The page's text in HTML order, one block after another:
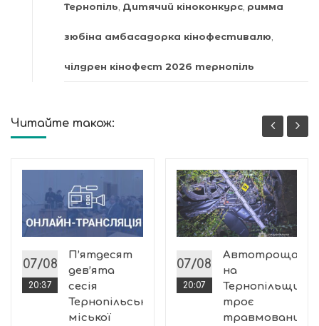
Тернопіль Дитячий кіноконкурс римма
зюбіна амбасадорка кінофестивалю
чілдрен кінофест 2026 тернопіль
Читайте також:
07/08
20:37
П’ятдесят
дев’ята
сесія
Тернопільської
міської
07/08
20:07
Автотроща
на
Тернопільщині:
троє
травмованих